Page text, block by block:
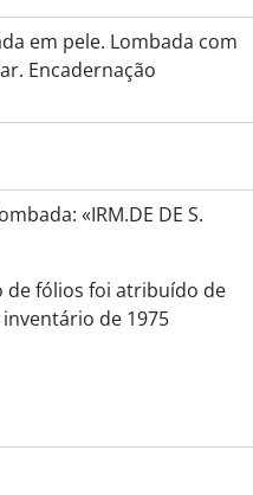
em pele. Lombada com
Encadernação
«IRM.DE DE S.
de fólios foi atribuído de
de 1975